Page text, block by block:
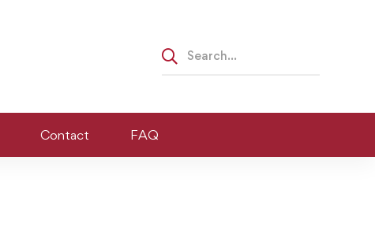
Search
for:
Contact FAQ